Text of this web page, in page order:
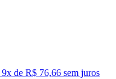
9x de R$ 76,66 sem juros